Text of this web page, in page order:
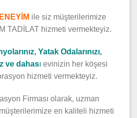
ile siz müşterilerimize
TADİLAT hizmeti vermekteyiz.
Yatak Odalarınızı,
ve dahası evinizin her köşesi
hizmeti vermekteyiz.
Firması olarak, uzman
en kaliteli hizmeti